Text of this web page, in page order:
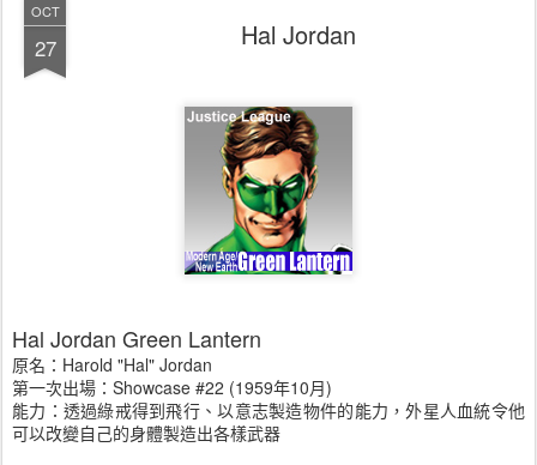
OCT
27 Hal Jordan
Hal Jordan Green Lantern
原名：Harold "Hal" Jordan
第一次出場：Showcase #22 (1959年10月)
能力：透過綠戒得到飛行、以意志製造物件的能力，外星人血統令他
可以改變自己的身體製造出各樣武器